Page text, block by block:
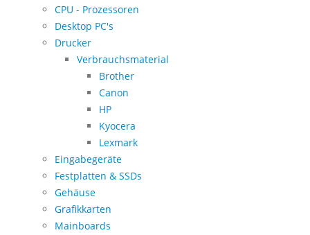
CPU - Prozessoren
Desktop PC's
Drucker
Verbrauchsmaterial
Brother
Canon
HP
Kyocera
Lexmark
Eingabegeräte
Festplatten & SSDs
Gehäuse
Grafikkarten
Mainboards